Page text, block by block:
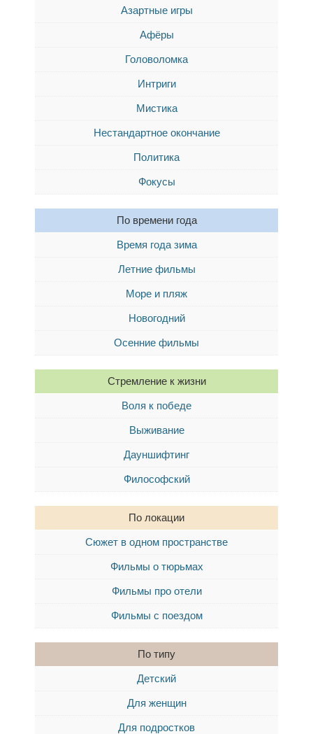
Азартные игры
Афёры
Головоломка
Интриги
Мистика
Нестандартное окончание
Политика
Фокусы
По времени года
Время года зима
Летние фильмы
Море и пляж
Новогодний
Осенние фильмы
Стремление к жизни
Воля к победе
Выживание
Дауншифтинг
Философский
По локации
Сюжет в одном пространстве
Фильмы о тюрьмах
Фильмы про отели
Фильмы с поездом
По типу
Детский
Для женщин
Для подростков